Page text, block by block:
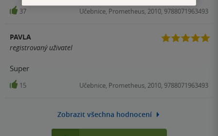
37 Učebnice, Prometheus, 2010, 9788071963493
PAVLA
registrovaný uživatel
Super
15 Učebnice, Prometheus, 2010, 9788071963493
Zobrazit všechna hodnocení